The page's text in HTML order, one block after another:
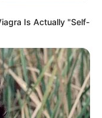
Is Actually "Self-